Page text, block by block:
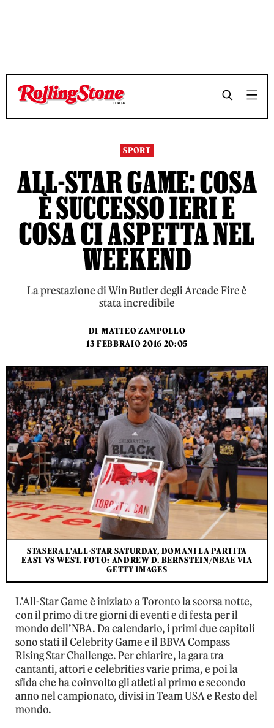
TEMPO DI LETTURA 4 MINUTI SHARE
TEMPO DI LETTURA 4 MINUTI SHARE
SPORT
ALL-STAR GAME: COSA
È SUCCESSO IERI E
COSA CI ASPETTA NEL
WEEKEND
La prestazione di Win Butler degli Arcade Fire è
stata incredibile
DI MATTEO ZAMPOLLO
13 FEBBRAIO 2016 20:05
STASERA L'ALL-STAR SATURDAY, DOMANI LA PARTITA
EAST VS WEST. FOTO: ANDREW D. BERNSTEIN/NBAE VIA
GETTY IMAGES
L’All-Star Game è iniziato a Toronto la scorsa notte,
con il primo di tre giorni di eventi e di festa per il
mondo dell’NBA. Da calendario, i primi due capitoli
sono stati il Celebrity Game e il BBVA Compass
Rising Star Challenge. Per chiarire, la gara tra
cantanti, attori e celebrities varie prima, e poi la
sfida che ha coinvolto gli atleti al primo e secondo
anno nel campionato, divisi in Team USA e Resto del
mondo.